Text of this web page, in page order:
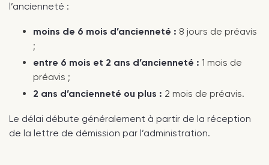
l’ancienneté :
moins de 6 mois d’ancienneté : 8 jours de préavis
;
entre 6 mois et 2 ans d’ancienneté : 1 mois de
préavis ;
2 ans d’ancienneté ou plus : 2 mois de préavis.
Le délai débute généralement à partir de la réception
de la lettre de démission par l’administration.